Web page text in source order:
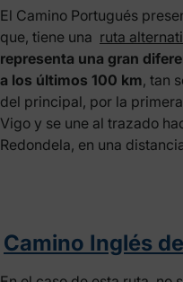
El Camino Portugués
que, tiene una ruta
representa una gran
a los últimos 100 km, tan
del principal, por la
Vigo y se une al trazado
Redondela, en una
Camino Inglés